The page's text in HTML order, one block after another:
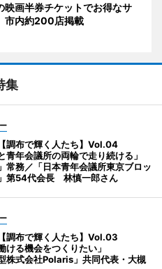
映画半券チケットでお得なサ
市内約200店掲載
集
調布で輝く人たち】Vol.04
青年会議所の両輪で走り続ける」
常務／「日本青年会議所東京ブロッ
第54代会長 林慎一郎さん
調布で輝く人たち】Vol.03
ける機会をつくりたい」
株式会社Polaris」共同代表・大槻